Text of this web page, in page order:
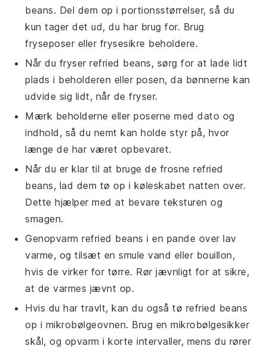
beans. Del dem op i portionsstørrelser, så du
kun tager det ud, du har brug for. Brug
fryseposer eller frysesikre beholdere.
Når du fryserrefried beans, sørg for at lade lidt
plads i beholderen eller posen, da bønnerne kan
udvide sig lidt, når de fryser.
Mærk beholderne eller poserne med dato og
indhold, så du nemt kan holde styr på, hvor
længe de har været opbevaret.
Når du er klar til at bruge de frosnerefried
beans, lad dem tø op i køleskabet natten over.
Dette hjælper med at bevare teksturen og
smagen.
Genopvarmrefried beans i en pande over lav
varme, og tilsæt en smulevand eller bouillon,
hvis de virker for tørre. Rør jævnligt for at sikre,
at de varmes jævnt op.
Hvis du har travlt, kan du også tø refried beans
op i mikrobølgeovnen. Brug en mikrobølgesikker
skål, og opvarm i korte intervaller, mens du rører